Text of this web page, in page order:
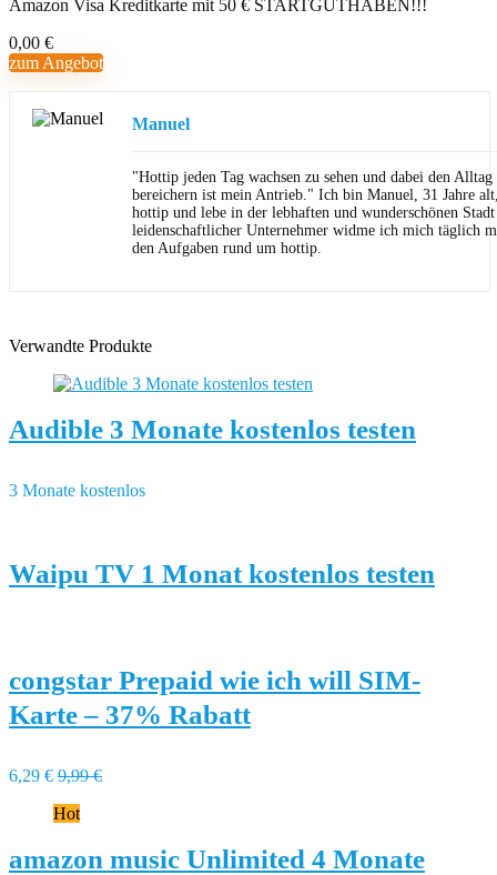
Amazon Visa Kreditkarte mit 50 € STARTGUTHABEN!!!
0,00 €
zum Angebot
Manuel
"Hottip jeden Tag wachsen zu sehen und dabei den
bereichern ist mein Antrieb." Ich bin Manuel, 31 Jahre
hottip und lebe in der lebhaften und wunderschönen
leidenschaftlicher Unternehmer widme ich mich täglich
den Aufgaben rund um hottip.
Verwandte Produkte
Audible 3 Monate kostenlos testen
3 Monate kostenlos
Waipu TV 1 Monat kostenlos testen
congstar Prepaid wie ich will SIM-
Karte – 37% Rabatt
6,29 € 9,99 €
Hot
amazon music Unlimited 4 Monate